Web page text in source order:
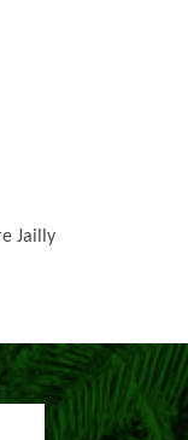
Jailly